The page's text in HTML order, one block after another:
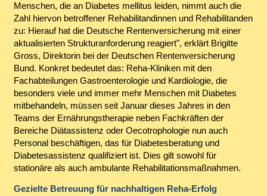
Menschen, die an Diabetes mellitus leiden, nimmt auch die
Zahl hiervon betroffener Rehabilitandinnen und Rehabilitanden
zu: Hierauf hat die Deutsche Rentenversicherung mit einer
aktualisierten Strukturanforderung reagiert", erklärt Brigitte
Gross, Direktorin bei der Deutschen Rentenversicherung
Bund. Konkret bedeutet das: Reha-Kliniken mit den
Fachabteilungen Gastroenterologie und Kardiologie, die
besonders viele und immer mehr Menschen mit Diabetes
mitbehandeln, müssen seit Januar dieses Jahres in den
Teams der Ernährungstherapie neben Fachkräften der
Bereiche Diätassistenz oder Oecotrophologie nun auch
Personal beschäftigen, das für Diabetesberatung und
Diabetesassistenz qualifiziert ist. Dies gilt sowohl für
stationäre als auch ambulante Rehabilitationsmaßnahmen.
Gezielte Betreuung für nachhaltigen Reha-Erfolg